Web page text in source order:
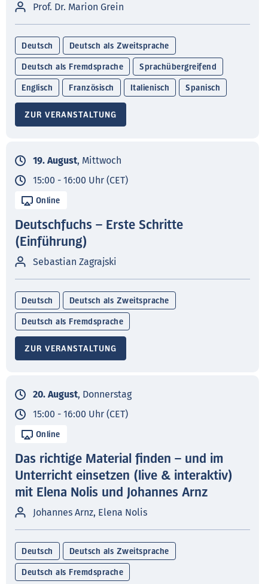
Prof. Dr. Marion Grein
Deutsch Deutsch als Zweitsprache
Deutsch als Fremdsprache Sprachübergreifend
Englisch Französisch Italienisch Spanisch
ZUR VERANSTALTUNG
19. August, Mittwoch
15:00 - 16:00 Uhr (CET)
Online
Deutschfuchs – Erste Schritte
(Einführung)
Sebastian Zagrajski
Deutsch Deutsch als Zweitsprache
Deutsch als Fremdsprache
ZUR VERANSTALTUNG
20. August, Donnerstag
15:00 - 16:00 Uhr (CET)
Online
Das richtige Material finden – und im
Unterricht einsetzen (live & interaktiv)
mit Elena Nolis und Johannes Arnz
Johannes Arnz, Elena Nolis
Deutsch Deutsch als Zweitsprache
Deutsch als Fremdsprache